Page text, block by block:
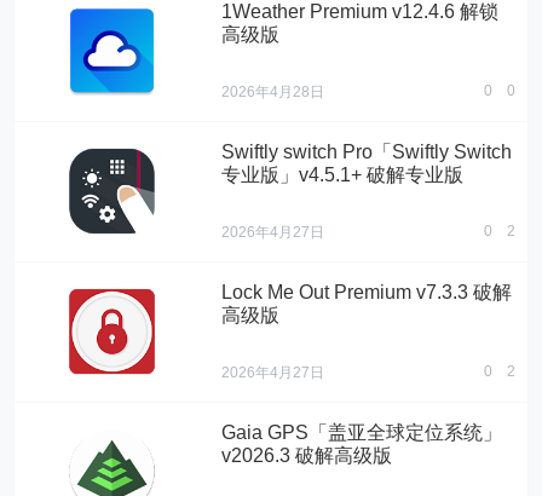
1Weather Premium v12.4.6 解锁
高级版
2026年4月28日 0 0
Swiftly switch Pro「Swiftly Switch
专业版」v4.5.1+ 破解专业版
2026年4月27日 0 2
Lock Me Out Premium v7.3.3 破解
高级版
2026年4月27日 0 2
Gaia GPS「盖亚全球定位系统」
v2026.3 破解高级版